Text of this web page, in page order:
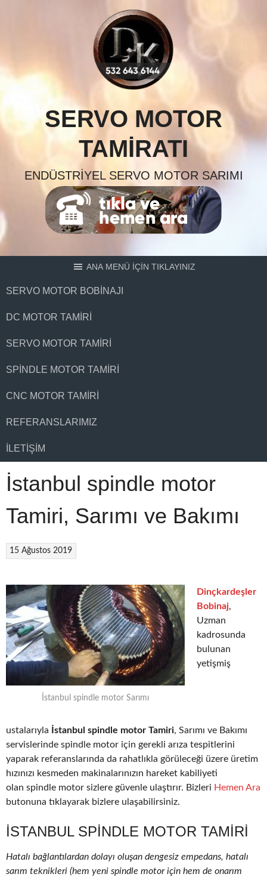
SERVO MOTOR
TAMIRATI
ENDÜSTRIYEL SERVO MOTOR SARIMI
ANA MENÜ İÇİN TIKLAYINIZ
SERVO MOTOR BOBINAJI
DC MOTOR TAMIRI
SERVO MOTOR TAMIRI
SPINDLE MOTOR TAMIRI
CNC MOTOR TAMIRI
REFERANSLARIMIZ
İLETIŞIM
İstanbul spindle motor
Tamiri, Sarımı ve Bakımı
15 Ağustos 2019
İstanbul spindle motor Sarımı
Dinçkardeşler
Bobinaj,
Uzman
kadrosunda
bulunan
yetişmiş
ustalarıyla İstanbul spindle motor Tamiri, Sarımı ve Bakımı
servislerinde spindle motor için gerekli arıza tespitlerini
yaparak referanslarında da rahatlıkla görüleceği üzere üretim
hızınızı kesmeden makinalarınızın hareket kabiliyeti
olan spindle motor sizlere güvenle ulaştırır. Bizleri Hemen Ara
butonuna tıklayarak bizlere ulaşabilirsiniz.
İSTANBUL SPINDLE MOTOR TAMIRI
Hatalı bağlantılardan dolayı oluşan dengesiz empedans, hatalı
sarım teknikleri (hem yeni spindle motor için hem de onarım